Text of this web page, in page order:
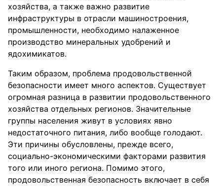
хозяйства, а также важно развитие
инфраструктуры в отрасли машиностроения,
промышленности, необходимо налаженное
производство минеральных удобрений и
ядохимикатов.
Таким образом, проблема продовольственной
безопасности имеет много аспектов. Существует
огромная разница в развитии продовольственного
хозяйства отдельных регионов. Значительные
группы населения живут в условиях явно
недостаточного питания, либо вообще голодают.
Эти причины обусловлены, прежде всего,
социально-экономическими факторами развития
того или иного региона. Помимо этого,
продовольственная безопасность включает в себя